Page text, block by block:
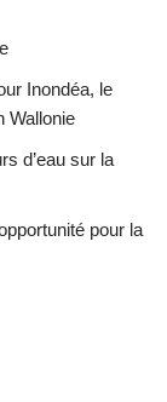
Inondéa, le
Wallonie
d’eau sur la
pour la